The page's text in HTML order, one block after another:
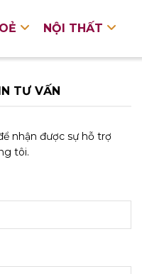
NỘI THẤT
TƯ VẤN
nhận được sự hỗ trợ
tôi.